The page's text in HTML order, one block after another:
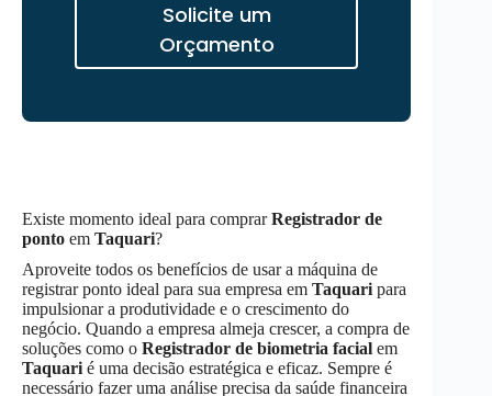
Solicite um
Orçamento
Existe momento ideal para comprarRegistrador de
ponto em Taquari?
Aproveite todos os benefícios de usar a máquina de
registrar ponto ideal para sua empresa em Taquari para
impulsionar a produtividade e o crescimento do
negócio. Quando a empresa almeja crescer, a compra de
soluções como o Registrador de biometria facial em
Taquari é uma decisão estratégica e eficaz. Sempre é
necessário fazer uma análise precisa da saúde financeira